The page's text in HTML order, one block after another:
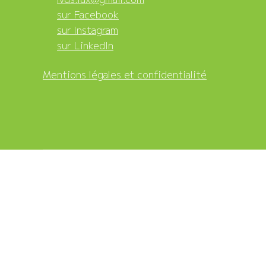
sur Facebook
sur Instagram
sur LinkedIn
Mentions légales et confidentialité